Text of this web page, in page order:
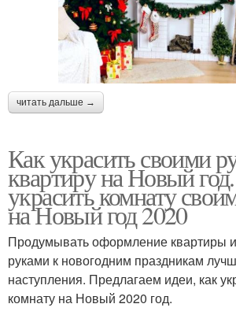
читать дальше →
Как украсить своими
квартиру на Новый
украсить комнату
на Новый год 2020
Продумывать оформление квартиры
руками к новогодним праздникам
наступления. Предлагаем идеи, как
комнату на Новый 2020 год.